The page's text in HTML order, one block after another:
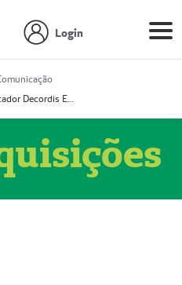
Login
Prestador Decordis Exames Cardiológicos LTDA (51004347-4)